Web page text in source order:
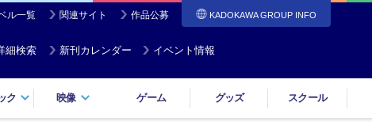
ル一覧 関連サイト 作品公募 KADOKAWA GROUP INFO
細検索 新刊カレンダー イベント情報
ク 映像 ゲーム グッズ スクール